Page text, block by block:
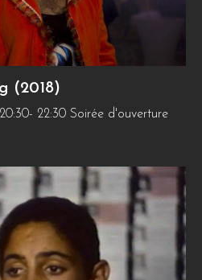
(2018)
22:30 Soirée d'ouverture